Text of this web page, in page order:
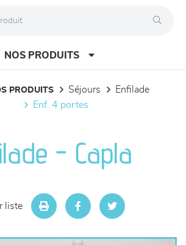
NOS PRODUITS
PRODUITS séjours
enfilade
enf. 4 portes
- Capla
liste